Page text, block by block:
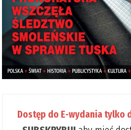
Dostęp do E-wydania tylko